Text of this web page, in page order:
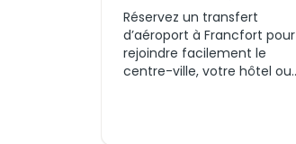
Réservez un transfert
d’aéroport à Francfort pour
rejoindre facilement le
centre-ville, votre hôtel ou